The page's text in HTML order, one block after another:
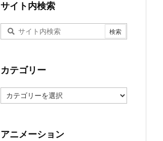
サイト内検索
カテゴリー
テ
ー
アニメーション